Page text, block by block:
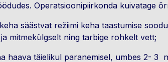
Operatsioonipiirkonda kuivatage
säästvat režiimi keha taastumise
mitmekülgselt ning tarbige rohkelt vett;
haava täielikul paranemisel, umbes 2- 3